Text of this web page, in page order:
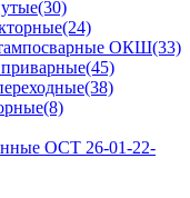
(30)
(24)
ОКШ(33)
(45)
(38)
(8)
ОСТ 26-01-22-